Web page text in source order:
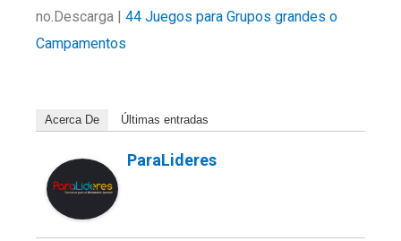
no.Descarga | 44 Juegos para Grupos grandes o
Campamentos
Acerca De Últimas entradas
ParaLideres